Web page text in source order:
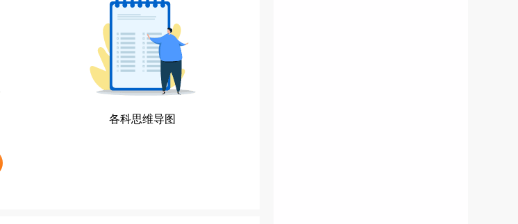
各科思维导图